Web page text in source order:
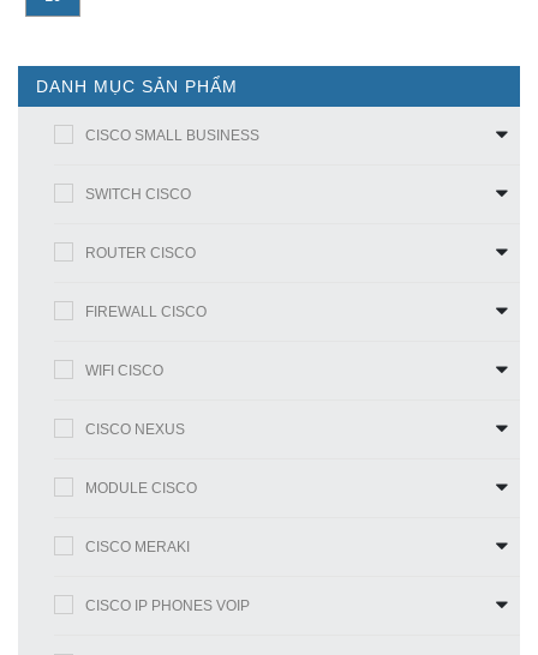
DANH MỤC SẢN PHẨM
CISCO SMALL BUSINESS
SWITCH CISCO
ROUTER CISCO
FIREWALL CISCO
WIFI CISCO
CISCO NEXUS
MODULE CISCO
CISCO MERAKI
CISCO IP PHONES VOIP